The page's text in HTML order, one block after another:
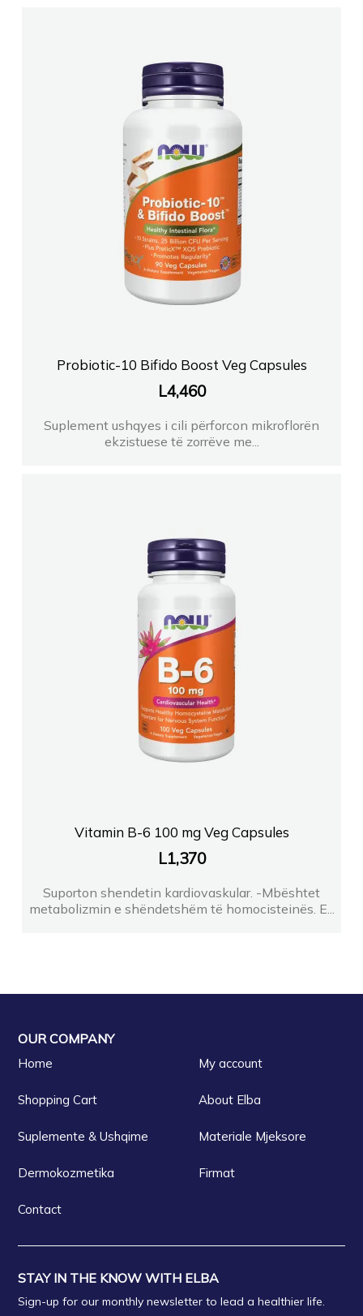
Probiotic-10 Bifido Boost Veg Capsules
L4,460
Suplement ushqyes i cili përforcon mikroflorën
ekzistuese të zorrëve me...
Vitamin B-6 100 mg Veg Capsules
L1,370
Suporton shendetin kardiovaskular. -Mbështet
metabolizmin e shëndetshëm të homocisteinës. E...
OUR COMPANY
Home My account
Shopping Cart About Elba
Suplemente & Ushqime Materiale Mjeksore
Dermokozmetika Firmat
Contact
STAY IN THE KNOW WITH ELBA
Sign-up for our monthly newsletter to lead a healthier life.